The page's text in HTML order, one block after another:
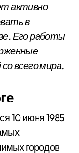
активно
в
Его работы
всего мира.
10 июня 1985
городов